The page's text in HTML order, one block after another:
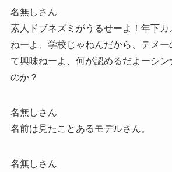
名無しさん
素人ドブネズミがうるせーよ！年下カ
ねーよ、学校じゃねんだから、テメ
て興味ねーよ、何が認めるだよーシ
のか？
名無しさん
名前は見たことあるモデルさん。
名無しさん